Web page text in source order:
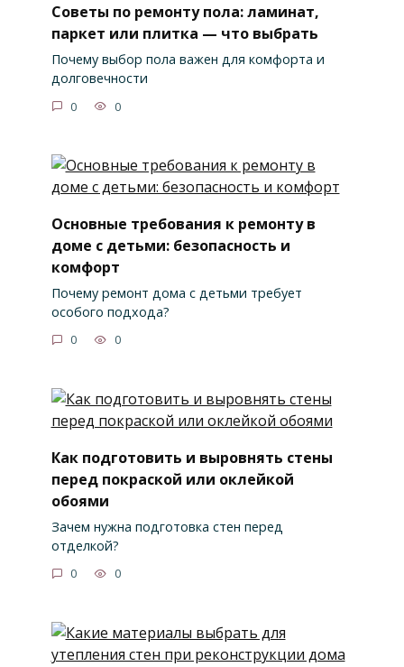
Советы по ремонту пола: ламинат,
паркет или плитка — что выбрать
Почему выбор пола важен для комфорта и
долговечности
0 0
Основные требования к ремонту в
доме с детьми: безопасность и
комфорт
Почему ремонт дома с детьми требует
особого подхода?
0 0
Как подготовить и выровнять стены
перед покраской или оклейкой
обоями
Зачем нужна подготовка стен перед
отделкой?
0 0